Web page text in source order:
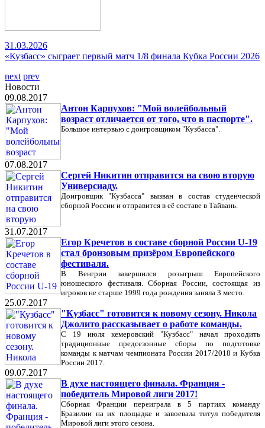
31.03.2026
«Кузбасс» сыграет первый матч 1/8 финала Кубка России 2026
next prev
Новости
09.08.2017
Антон Карпухов: "Мой волейбольный
возраст отличается от того, что в паспорте".
Большое интервью с доигровщиком "Кузбасса".
07.08.2017
Сергей Никитин отправится на свою вторую
Универсиаду.
Доигровщик "Кузбасса" вызван в состав студенческой
сборной России и отправится в её составе в Тайвань.
31.07.2017
Егор Кречетов в составе сборной России U-19
стал бронзовым призёром Европейского
фестиваля.
В Венгрии завершился розыгрыш Европейского
юношеского фестиваля. Сборная России, состоящая из
игроков не старше 1999 года рождения заняла 3 место.
25.07.2017
"Кузбасс" готовится к новому сезону. Никола
Джолито рассказывает о работе команды.
С 19 июля кемеровский "Кузбасс" начал проходить
традиционные предсезонные сборы по подготовке
команды к матчам чемпионата России 2017/2018 и Кубка
России 2017.
09.07.2017
В духе настоящего финала. Франция -
победитель Мировой лиги 2017!
Сборная Франции переиграла в 5 партиях команду
Бразилии на их площадке и завоевала титул победителя
Мировой лиги этого сезона.